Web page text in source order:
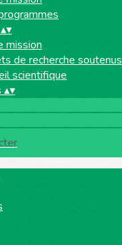
▴▾
mission
de recherche soutenus
scientifique
▴▾